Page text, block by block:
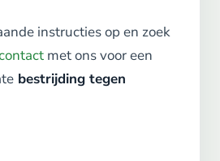
instructies op en zoek
met ons voor een
bestrijding tegen